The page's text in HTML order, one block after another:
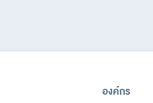
องค์กร